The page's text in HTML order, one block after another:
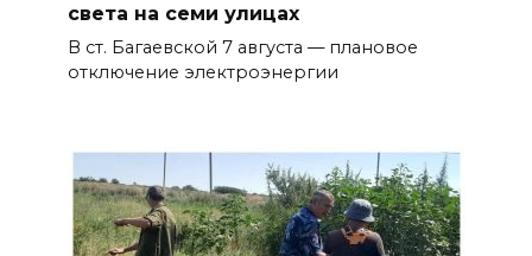
света на семи улицах
В ст. Багаевской 7 августа — плановое
отключение электроэнергии